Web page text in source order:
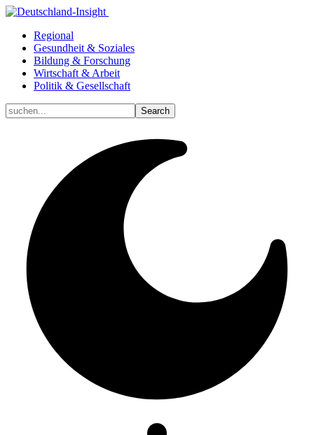
Regional
Gesundheit & Soziales
Bildung & Forschung
Wirtschaft & Arbeit
Politik & Gesellschaft